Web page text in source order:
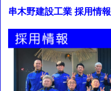
串木野建設工業 採用情報